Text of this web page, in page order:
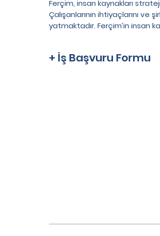
Ferçim, insan kaynakları
Çalışanlarının ihtiyaçlarını
yatmaktadır. Ferçim’in insan
+ İş Başvuru Formu